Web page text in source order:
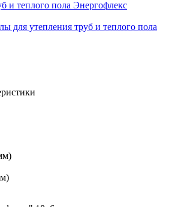
и теплого пола Энергофлекс
для утепления труб и теплого пола